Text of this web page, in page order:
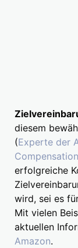
diesem
(Experte der
Compensation
erfolgreiche
wird, sei es
Mit vielen
aktuellen
Amazon.